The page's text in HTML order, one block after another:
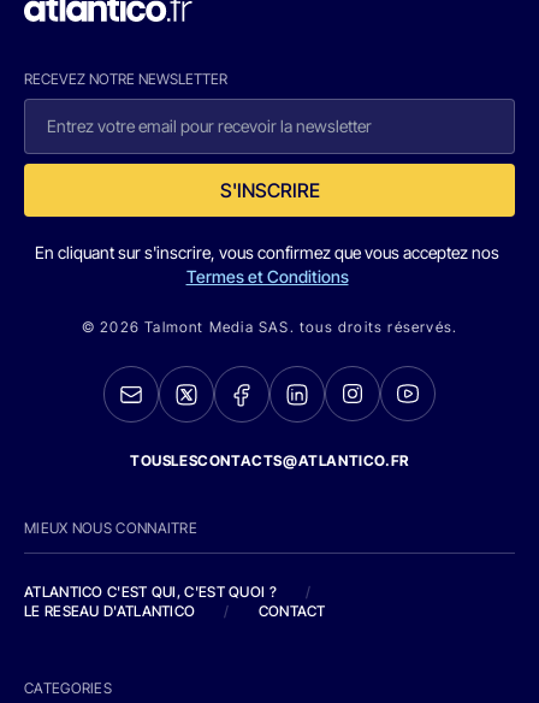
RECEVEZ NOTRE NEWSLETTER
S'INSCRIRE
En cliquant sur s'inscrire, vous confirmez que vous acceptez nos
Termes et Conditions
© 2026 Talmont Media SAS. tous droits réservés.
TOUSLESCONTACTS@ATLANTICO.FR
MIEUX NOUS CONNAITRE
ATLANTICO C'EST QUI, C'EST QUOI ?
/
LE RESEAU D'ATLANTICO
/ CONTACT
CATEGORIES